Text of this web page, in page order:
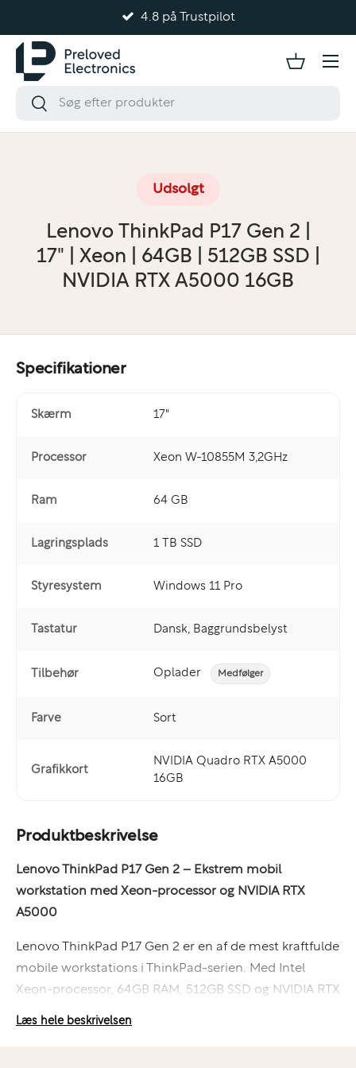
4.8 på Trustpilot
Udsolgt
Lenovo ThinkPad P17 Gen 2 |
17" | Xeon | 64GB | 512GB SSD |
NVIDIA RTX A5000 16GB
Produktbeskrivelse
Lenovo ThinkPad P17 Gen 2 – Ekstrem mobil
workstation med Xeon-processor og NVIDIA RTX
A5000
Lenovo ThinkPad P17 Gen 2 er en af de mest kraftfulde
mobile workstations i ThinkPad-serien. Med Intel
Xeon-processor, 64GB RAM, 512GB SSD og NVIDIA RTX
Læs hele beskrivelsen
Specifikationer
Skærm 17"
Processor Xeon W-10855M 3,2GHz
Ram 64 GB
Lagringsplads 1 TB SSD
Styresystem Windows 11 Pro
Tastatur Dansk, Baggrundsbelyst
Tilbehør Oplader Medfølger
Farve Sort
Grafikkort
NVIDIA Quadro RTX A5000
16GB